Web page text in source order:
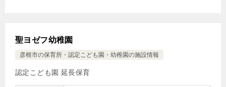
聖ヨゼフ幼稚園
彦根市の保育所・認定こども園・幼稚園の施設情報
認定こども園 延長保育